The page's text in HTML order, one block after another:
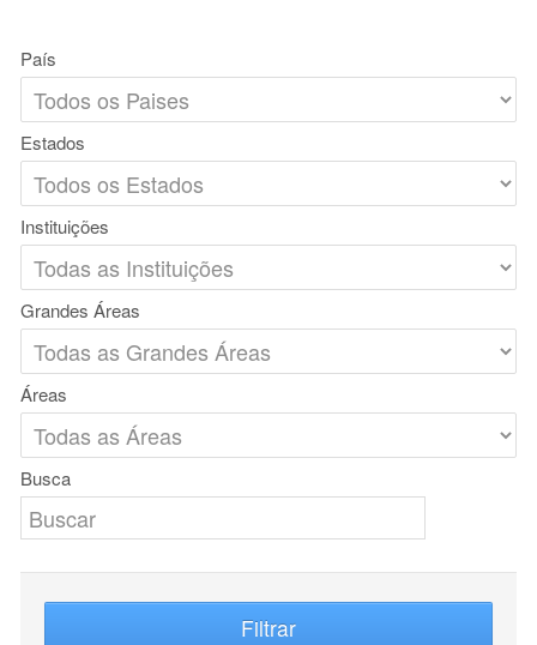
País
Estados
Instituições
Grandes Áreas
Áreas
Busca
Filtrar